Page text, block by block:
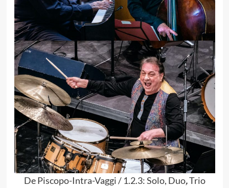
De Piscopo-Intra-Vaggi / 1.2.3: Solo, Duo,Trio